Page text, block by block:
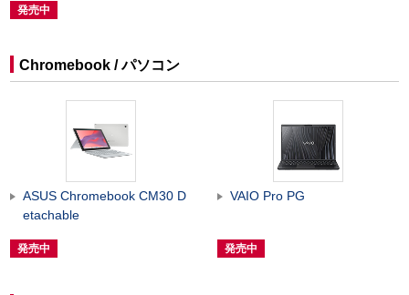
発売中
Chromebook / パソコン
ASUS Chromebook CM30 D
etachable
発売中
VAIO Pro PG
発売中